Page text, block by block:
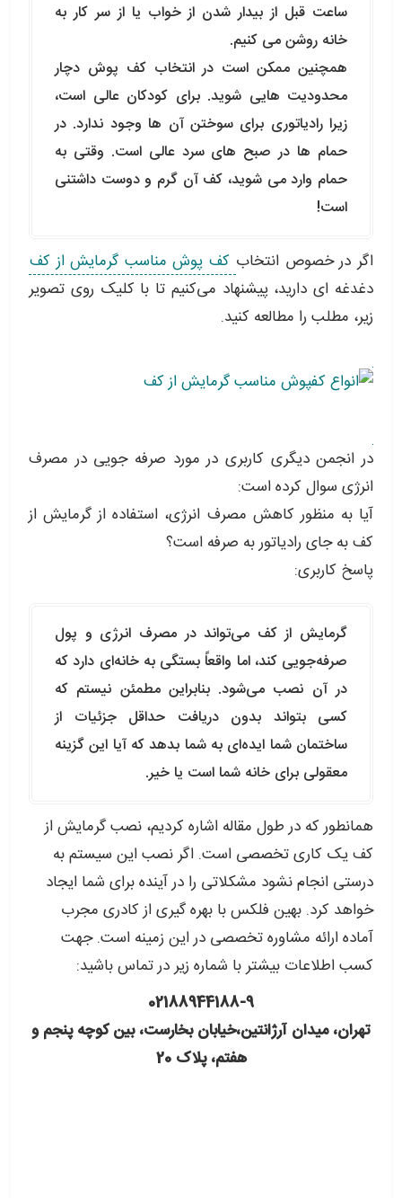
ساعت قبل از بیدار شدن از خواب یا از سر کار به
خانه روشن می کنیم.
همچنین ممکن است در انتخاب کف پوش دچار
محدودیت هایی شوید. برای کودکان عالی است،
زیرا رادیاتوری برای سوختن آن ها وجود ندارد. در
حمام ها در صبح های سرد عالی است. وقتی به
حمام وارد می شوید، کف آن گرم و دوست داشتنی
است!
اگر در خصوص انتخاب کف پوش مناسب گرمایش از کف
دغدغه ای دارید، پیشنهاد می‌کنیم تا با کلیک روی تصویر
زیر، مطلب را مطالعه کنید.
در انجمن دیگری کاربری در مورد صرفه جویی در مصرف
انرژی سوال کرده است:
آیا به منظور کاهش مصرف انرژی، استفاده از گرمایش از
کف به جای رادیاتور به صرفه است؟
پاسخ کاربری:
گرمایش از کف می‌تواند در مصرف انرژی و پول
صرفه‌جویی کند، اما واقعاً بستگی به خانه‌ای دارد که
در آن نصب می‌شود. بنابراین مطمئن نیستم که
کسی بتواند بدون دریافت حداقل جزئیات از
ساختمان شما ایده‌ای به شما بدهد که آیا این گزینه
معقولی برای خانه شما است یا خیر.
همانطور که در طول مقاله اشاره کردیم، نصب گرمایش از
کف یک کاری تخصصی است. اگر نصب این سیستم به
درستی انجام نشود مشکلاتی را در آینده برای شما ایجاد
خواهد کرد. بهین فلکس با بهره گیری از کادری مجرب
آماده ارائه مشاوره تخصصی در این زمینه است. جهت
کسب اطلاعات بیشتر با شماره زیر در تماس باشید:
02188944188-9
تهران، میدان آرژانتین،خیابان بخارست، بین کوچه پنجم و
هفتم، پلاک 20